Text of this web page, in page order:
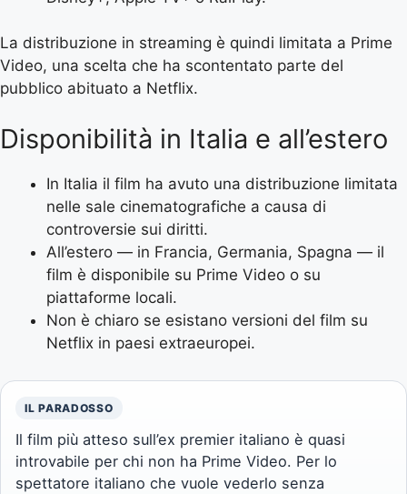
La distribuzione in streaming è quindi limitata a Prime
Video, una scelta che ha scontentato parte del
pubblico abituato a Netflix.
Disponibilità in Italia e all’estero
In Italia il film ha avuto una distribuzione limitata
nelle sale cinematografiche a causa di
controversie sui diritti.
All’estero — in Francia, Germania, Spagna — il
film è disponibile su Prime Video o su
piattaforme locali.
Non è chiaro se esistano versioni del film su
Netflix in paesi extraeuropei.
IL PARADOSSO
Il film più atteso sull’ex premier italiano è quasi
introvabile per chi non ha Prime Video. Per lo
spettatore italiano che vuole vederlo senza